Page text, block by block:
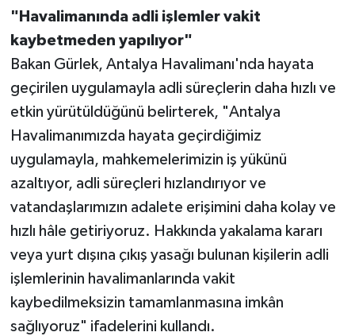
"Havalimanında adli işlemler vakit
kaybetmeden yapılıyor"
Bakan Gürlek, Antalya Havalimanı'nda hayata
geçirilen uygulamayla adli süreçlerin daha hızlı ve
etkin yürütüldüğünü belirterek, "Antalya
Havalimanımızda hayata geçirdiğimiz
uygulamayla, mahkemelerimizin iş yükünü
azaltıyor, adli süreçleri hızlandırıyor ve
vatandaşlarımızın adalete erişimini daha kolay ve
hızlı hâle getiriyoruz. Hakkında yakalama kararı
veya yurt dışına çıkış yasağı bulunan kişilerin adli
işlemlerinin havalimanlarında vakit
kaybedilmeksizin tamamlanmasına imkân
sağlıyoruz" ifadelerini kullandı.